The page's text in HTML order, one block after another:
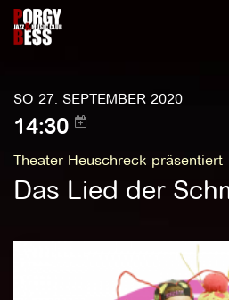
SO 27. SEPTEMBER 2020
14:30
Theater Heuschreck präsentiert
Das Lied der